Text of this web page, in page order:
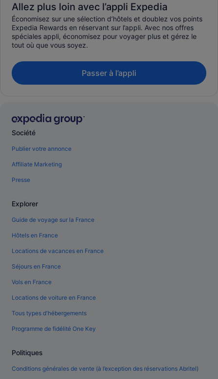
Allez plus loin avec l’appli Expedia
Économisez sur une sélection d’hôtels et doublez vos points
Expedia Rewards en réservant sur l’appli. Avec nos offres
spéciales appli, économisez pour voyager plus et gérez le
tout où que vous soyez.
Passer à l’appli
Société
Publier votre annonce
Affiliate Marketing
Presse
Explorer
Guide de voyage sur la France
Hôtels en France
Locations de vacances en France
Séjours en France
Vols en France
Locations de voiture en France
Tous types d'hébergements
Programme de fidélité One Key
Politiques
Conditions générales de vente (à l’exception des réservations Abritel)